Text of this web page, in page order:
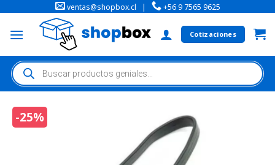
ventas@shopbox.cl | +56 9 7565 9625
Cotizaciones
-25%